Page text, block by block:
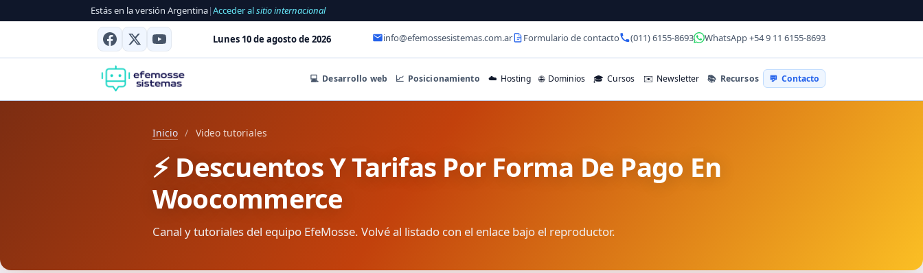
Estás en la versión Argentina|Acceder alsitio internacional
Lunes 10 de agosto de 2026 info@efemossesistemas.com.ar Formulario de contacto (011) 6155-8693 WhatsApp +54 9 11 6155-8693
💻 Desarrollo web 📈 Posicionamiento ☁️ Hosting 🌐 Dominios 🎓 Cursos ✉️ Newsletter 📚 Recursos 💬 Contacto
Inicio / Video tutoriales
⚡️ Descuentos Y Tarifas Por Forma De Pago En
Woocommerce
Canal y tutoriales del equipo EfeMosse. Volvé al listado con el enlace bajo el reproductor.